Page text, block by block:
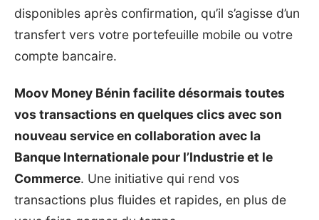
disponibles après confirmation, qu’il s’agisse d’un
transfert vers votre portefeuille mobile ou votre
compte bancaire.
Moov Money Bénin facilite désormais toutes
vos transactions en quelques clics avec son
nouveau service en collaboration avec la
Banque Internationale pour l’Industrie et le
Commerce. Une initiative qui rend vos
transactions plus fluides et rapides, en plus de